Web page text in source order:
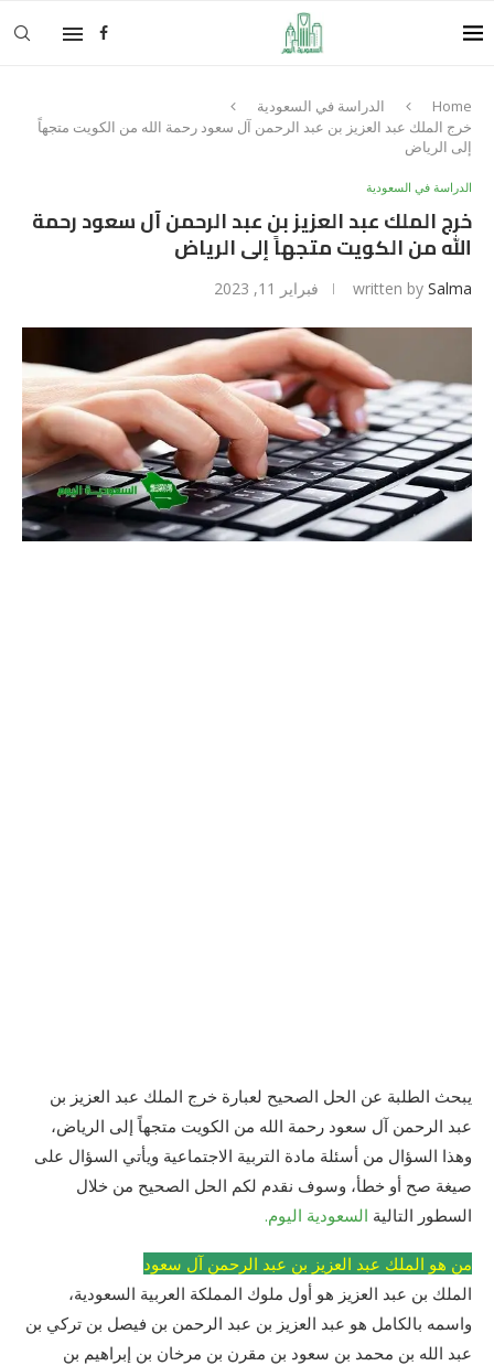
Home
الدراسة في السعودية
خرج الملك عبد العزيز بن عبد الرحمن آل سعود رحمة الله من الكويت متجهاً
إلى الرياض
الدراسة في السعودية
خرج الملك عبد العزيز بن عبد الرحمن آل سعود رحمة
الله من الكويت متجهاً إلى الرياض
written by Salma فبراير 11, 2023
يبحث الطلبة عن الحل الصحيح لعبارة خرج الملك عبد العزيز بن
عبد الرحمن آل سعود رحمة الله من الكويت متجهاً إلى الرياض،
وهذا السؤال من أسئلة مادة التربية الاجتماعية ويأتي السؤال على
صيغة صح أو خطأ، وسوف نقدم لكم الحل الصحيح من خلال
السطور التالية السعودية اليوم.
من هو الملك عبد العزيز بن عبد الرحمن آل سعود
الملك بن عبد العزيز هو أول ملوك المملكة العربية السعودية،
واسمه بالكامل هو عبد العزيز بن عبد الرحمن بن فيصل بن تركي بن
عبد الله بن محمد بن سعود بن مقرن بن مرخان بن إبراهيم بن